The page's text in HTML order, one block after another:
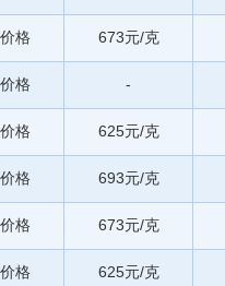
格 673元/克
格 -
格 625元/克
格 693元/克
格 673元/克
格 625元/克